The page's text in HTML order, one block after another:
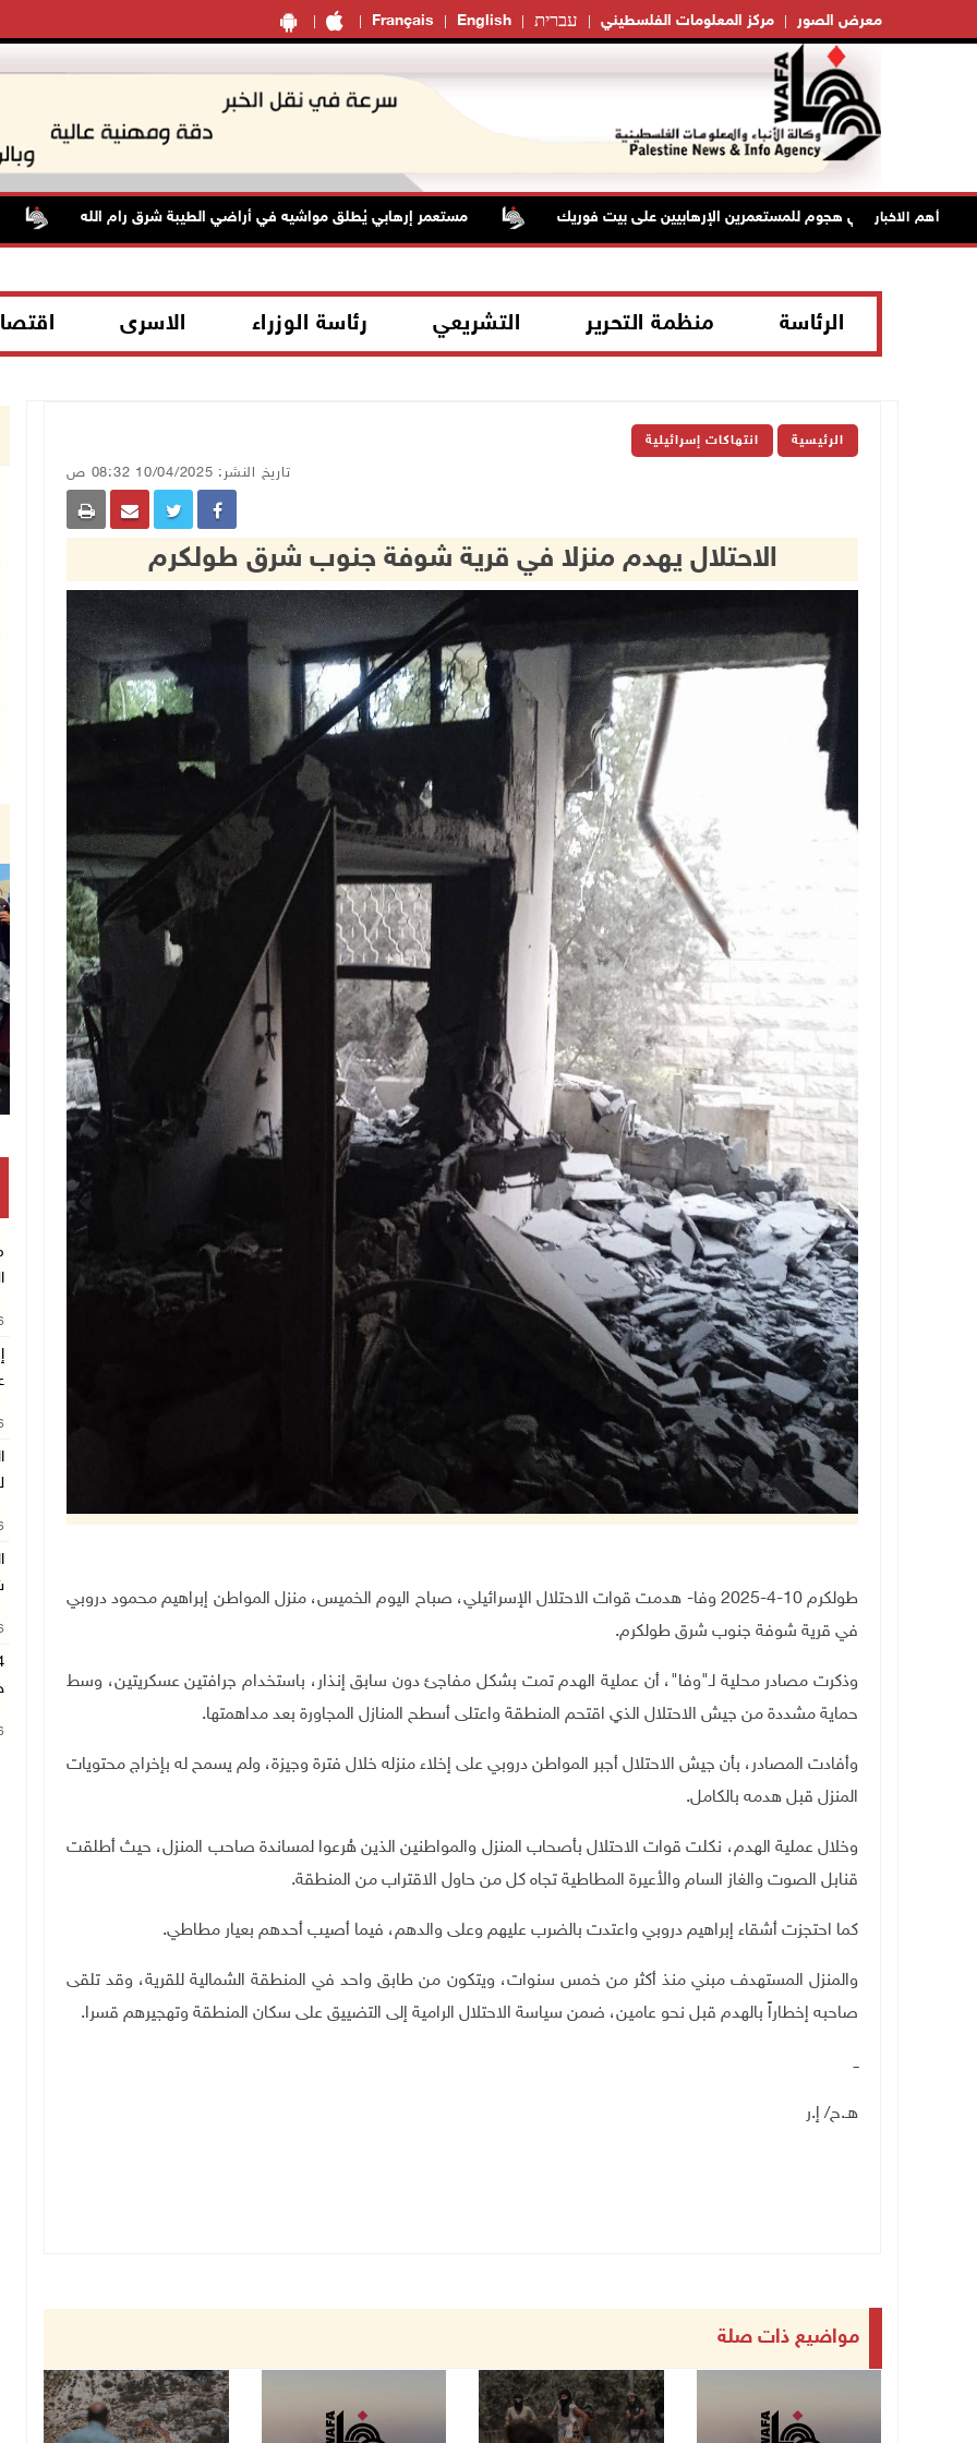
Français English עברית مركز المعلومات الفلسطيني معرض الصور
أهم الاخبار
إصابتان في هجوم للمستعمرين الإرهابيين على بيت فوريك مستعمر إرهابي يُطلق مواشيه في أراضي الطيبة شرق رام الله
الرئاسة منظمة التحرير التشريعي رئاسة الوزراء الاسرى
الرئيسية انتهاكات إسرائيلية
تاريخ النشر: 10/04/2025 08:32 ص
الاحتلال يهدم منزلا في قرية شوفة جنوب شرق طولكرم
طولكرم 10-4-2025 وفا- هدمت قوات الاحتلال الإسرائيلي، صباح اليوم الخميس، منزل المواطن إبراهيم محمود دروبي
في قرية شوفة جنوب شرق طولكرم.
وذكرت مصادر محلية لـ"وفا"، أن عملية الهدم تمت بشكل مفاجئ دون سابق إنذار، باستخدام جرافتين عسكريتين، وسط
حماية مشددة من جيش الاحتلال الذي اقتحم المنطقة واعتلى أسطح المنازل المجاورة بعد مداهمتها.
وأفادت المصادر، بأن جيش الاحتلال أجبر المواطن دروبي على إخلاء منزله خلال فترة وجيزة، ولم يسمح له بإخراج محتويات
المنزل قبل هدمه بالكامل.
وخلال عملية الهدم، نكلت قوات الاحتلال بأصحاب المنزل والمواطنين الذين هُرعوا لمساندة صاحب المنزل، حيث أطلقت
قنابل الصوت والغاز السام والأعيرة المطاطية تجاه كل من حاول الاقتراب من المنطقة.
كما احتجزت أشقاء إبراهيم دروبي واعتدت بالضرب عليهم وعلى والدهم، فيما أصيب أحدهم بعيار مطاطي.
والمنزل المستهدف مبني منذ أكثر من خمس سنوات، ويتكون من طابق واحد في المنطقة الشمالية للقرية، وقد تلقى
صاحبه إخطاراً بالهدم قبل نحو عامين، ضمن سياسة الاحتلال الرامية إلى التضييق على سكان المنطقة وتهجيرهم قسرا.
ــ
هـ.ح/ إ.ر
مواضيع ذات صلة
تكريم متفوقين بالثانوية